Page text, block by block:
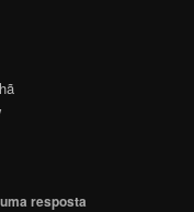
resposta